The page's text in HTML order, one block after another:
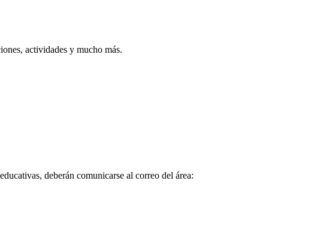
actividades y mucho más.
deberán comunicarse al correo del área: